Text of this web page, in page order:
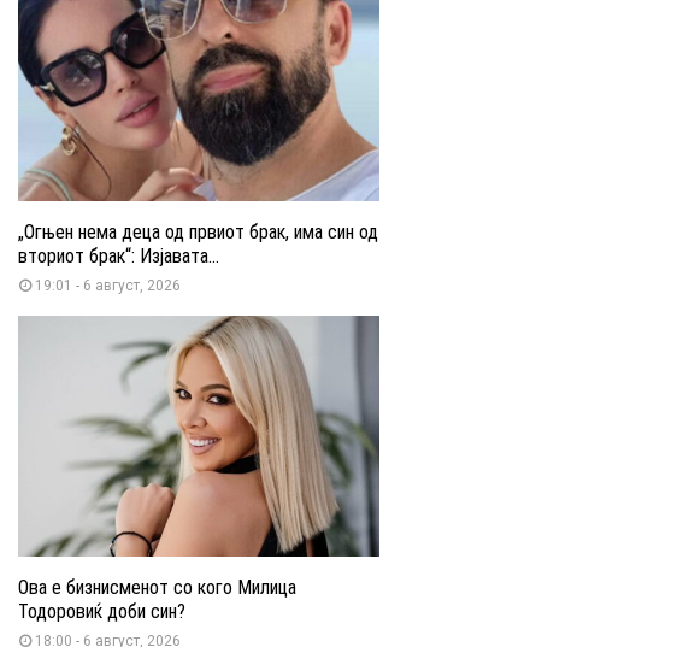
„Огњен нема деца од првиот брак, има син од
вториот брак“: Изјавата...
19:01 - 6 август, 2026
Ова е бизнисменот со кого Милица
Тодоровиќ доби син?
18:00 - 6 август, 2026